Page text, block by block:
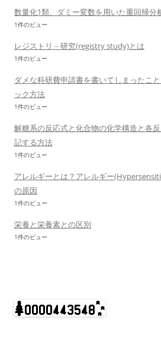
数量化1類、ダミー変数を用いた重回帰分
1件のビュー
レジストリ－研究(registry study)とは
1件のビュー
ダメな科研費申請書を書いてしまったこ
ック方法
1件のビュー
解糖系の反応式と化合物の化学構造と各
記する方法
1件のビュー
アレルギーとは？アレルギー
の原因
1件のビュー
栄養と栄養素との区別
1件のビュー